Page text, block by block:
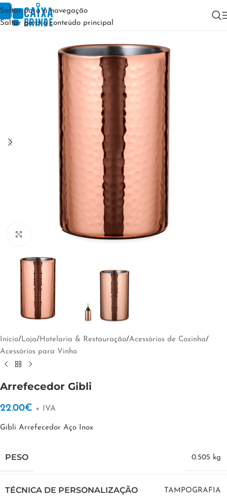
Saltar para a navegação
Saltar para o conteúdo principal
Clique para ampliar
Início/Loja/Hotelaria & Restauração/Acessórios de Cozinha/
Acessórios para Vinho
Arrefecedor Gibli
22.00€ + IVA
Gibli Arrefecedor Aço Inox
PESO 0.505 kg
TÉCNICA DE PERSONALIZAÇÃO TAMPOGRAFIA